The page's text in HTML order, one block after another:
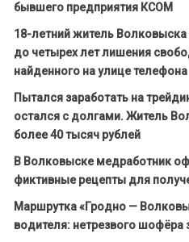
бывшего предприятия КСОМ
18-летний житель
до четырех лет лишения
найденного на улице телефона
Пытался заработать на
остался с долгами. Житель
более 40 тысяч рублей
В Волковыске медработник
фиктивные рецепты для
Маршрутка «Гродно —
водителя: нетрезвого шофёра